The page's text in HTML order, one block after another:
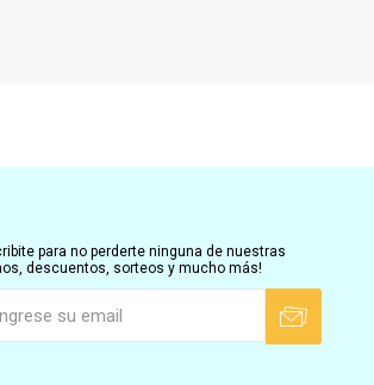
para no perderte ninguna de nuestras
descuentos, sorteos y mucho más!